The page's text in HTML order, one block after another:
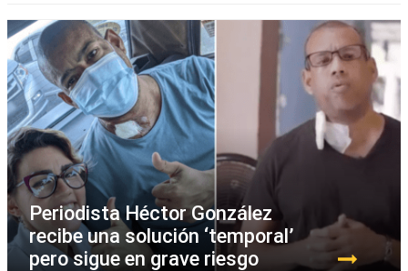
Periodista Héctor González
recibe una solución ‘temporal’
pero sigue en grave riesgo